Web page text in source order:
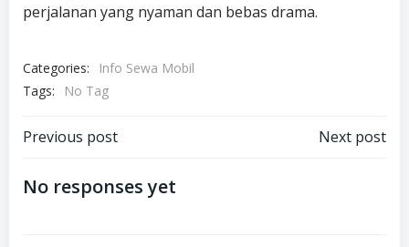
perjalanan yang nyaman dan bebas drama.
Categories:
Info Sewa Mobil
Tags:
No Tag
Post
navigation
Previous post Next post
No responses yet